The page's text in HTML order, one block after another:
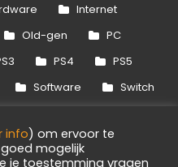
Internet
Old-gen
PC
PS4
PS5
Software
Switch
Xbox Series
info) om ervoor te
mogelijk
je toestemming vragen